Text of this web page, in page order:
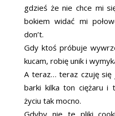
gdzieś że nie chce mi
bokiem widać mi
don’t.
Gdy ktoś próbuje
kucam, robię unik i
A teraz… teraz czuję się
barki kilka ton ciężaru
życiu tak mocno.
Gdyby nie te pliki